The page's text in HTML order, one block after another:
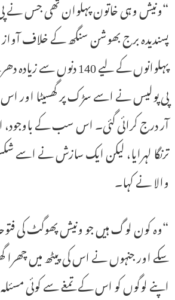
“ونیش وہی خاتون پہلوان تھی جس نے
پسندیدہ برج بھوشن سنگھ کے خلاف آواز
پہلوانوں کے لیے 140 دنوں
پی پولیس نے اسے سڑک پر گھسیٹا
آر درج کرائی گئی۔ اس سب کے
ترنگا لہرایا، لیکن ایک سازش نے
والا نے کہا۔
“وہ کون لوگ ہیں جو ونیش پھوگٹ کی
سکے اور جنہوں نے اس کی پیٹھ میں چھرا
اپنے لوگوں کو اس کے تمغے سے کوئی